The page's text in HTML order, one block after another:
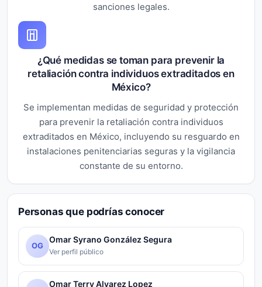
sanciones legales.
¿Qué medidas se toman para prevenir la
retaliación contra individuos extraditados en
México?
Se implementan medidas de seguridad y protección
para prevenir la retaliación contra individuos
extraditados en México, incluyendo su resguardo en
instalaciones penitenciarias seguras y la vigilancia
constante de su entorno.
Personas que podrías conocer
OG
Omar Syrano González Segura
Ver perfil público
Omar Terry Alvarez Lopez